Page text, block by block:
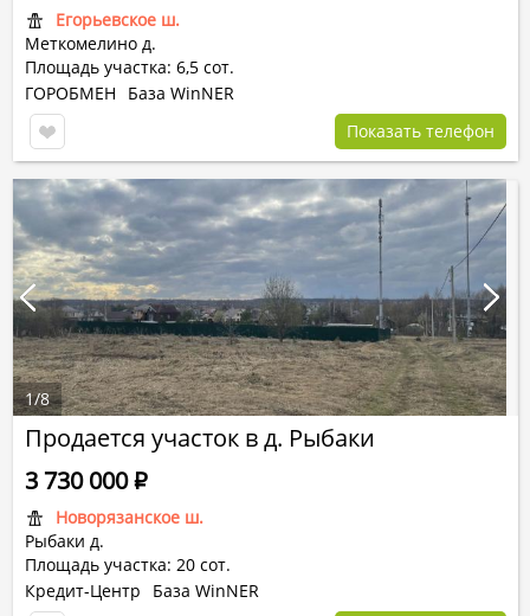
Егорьевское ш.
Меткомелино д.
Площадь участка: 6,5 сот.
ГОРОБМЕН
База WinNER
Показать телефон
Продается участок в д. Рыбаки
Новорязанское ш.
Рыбаки д.
Площадь участка: 20 сот.
3 730 000Р
Кредит-Центр
База WinNER
1/8